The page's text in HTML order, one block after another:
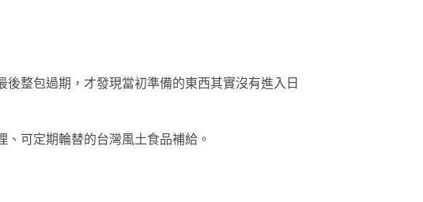
整包過期，才發現當初準備的東西其實沒有進入日
可定期輪替的台灣風土食品補給。